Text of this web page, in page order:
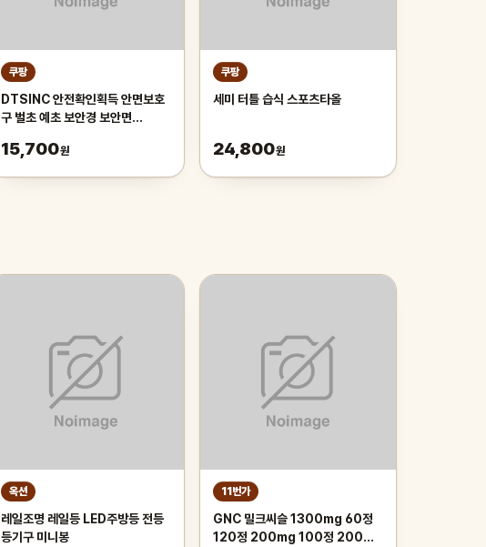
쿠팡
DTSINC 안전확인획득 안면보호
구 벌초 예초 보안경 보안면
Korea
15,700원
쿠팡
세미 터틀 습식 스포츠타올
24,800원
옥션
레일조명 레일등 LED주방등 전등
등기구 미니봉
11번가
GNC 밀크씨슬 1300mg 60정
120정 200mg 100정 200정